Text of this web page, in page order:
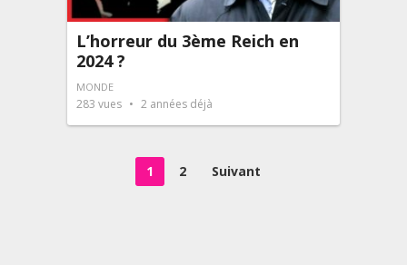
L’horreur du 3ème Reich en
2024 ?
MONDE
283 vues 2 années déjà
1 2 Suivant